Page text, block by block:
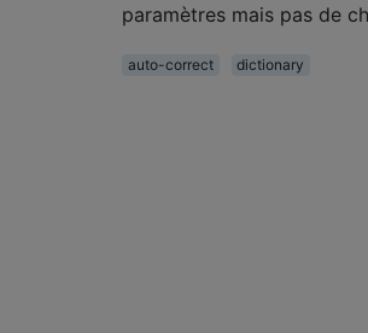
paramètres mais pas de
auto-correct
dictionary